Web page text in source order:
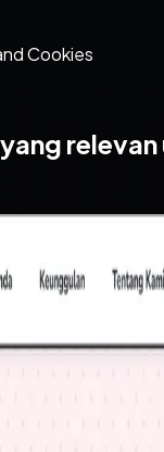
Cookies
sama, brand